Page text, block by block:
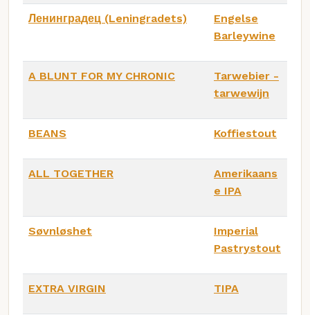
Ленинградец (Leningradets)
Engelse
Barleywine
A BLUNT FOR MY CHRONIC
Tarwebier -
tarwewijn
BEANS Koffiestout
ALL TOGETHER
Amerikaans
e IPA
Søvnløshet
Imperial
Pastrystout
EXTRA VIRGIN TIPA